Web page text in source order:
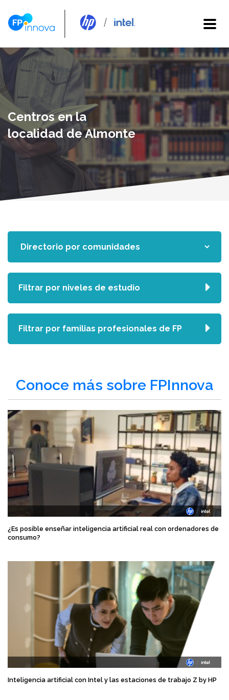
Centros en la
localidad de Almonte
Conoce más sobre FPInnova
¿Es posible enseñar inteligencia artificial real con ordenadores de
consumo?
Inteligencia artificial con Intel y las estaciones de trabajo Z by HP
Filtrar por niveles de estudio
Filtrar por familias profesionales de FP